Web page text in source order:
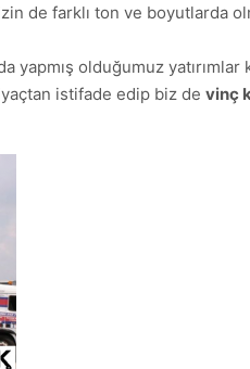
de farklı ton ve boyutlarda
yapmış olduğumuz
istifade edip biz de vinç